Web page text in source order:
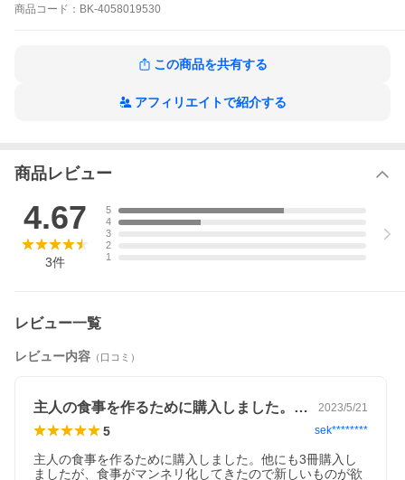
邦弘先生、食生活改善のスペシャリストである同病院栄養管理室
学病院で、実際に患者さんに指導されている食事療法と、おいし
く続けられる２９０レシピを紹介します。
(4)おすすめ献立例やたんぱく質量別さくいん付きで毎日のメニュ
(5)プロセス写真付きだから、はじめて料理する人も簡単
(6)デザートのレシピも収録
(7)ひとり分でも家族といっしょでも楽しめる
【コンテンツ】
Part4 副菜レシピ
Part5 パン・麺・ごはんものレシピ
Part6 デザートレシピ
●巻末 栄養成分早見表／食材別さくいん／たんぱく質量順さくい
※本データはこの商品が発売された時点の情報です。
商品 コード： BK-4058019530
この商品を共有する
アフィリエイトで紹介する
商品レビュー
4.67
3件
5
4
3
2
1
レビュー一覧
レビュー内容 （口コミ）
主人の食事を作るために購入しました。他… 2023/5/21
5 sek********
主人の食事を作るために購入しました。他にも3冊購入し
ましたが、食事がマンネリ化してきたので新しいものが欲